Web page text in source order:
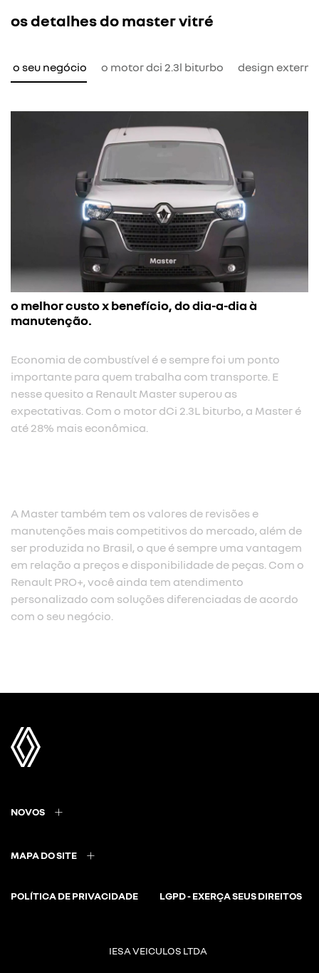
os detalhes do master vitré
o seu negócio o motor dci 2.3l biturbo design externo
o melhor custo x benefício, do dia-a-dia à
manutenção.
Economia de combustível é e sempre foi um ponto
importante para quem trabalha com transporte. E
nesse quesito a Renault Master superou as
expectativas. Com o motor dCi 2.3L biturbo, a Master é
até 28% mais econômica.​
A Master também tem os valores de revisões e
manutenções mais competitivos do mercado, além de
ser produzida no Brasil, o que é sempre uma vantagem
em relação a preços e disponibilidade de peças. Com o
Renault PRO+, você ainda tem atendimento
personalizado com soluções diferenciadas de acordo
com o seu negócio.
NOVOS
MAPA DO SITE
POLÍTICA DE PRIVACIDADE LGPD - EXERÇA SEUS DIREITOS
IESA VEICULOS LTDA